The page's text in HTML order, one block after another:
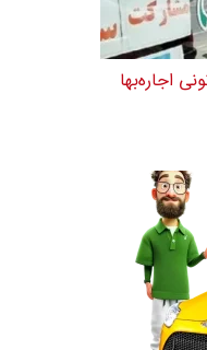
اجاره‌بها